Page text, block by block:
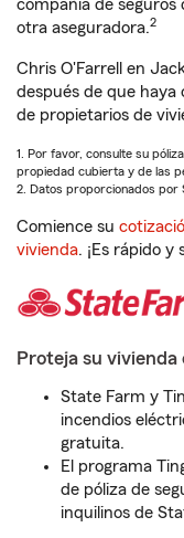
compañía de seguros
otra aseguradora.2
Chris O'Farrell en
después de que
de propietarios de
1. Por favor, consulte su
propiedad cubierta y de las
2. Datos proporcionados por
Comience su
vivienda. ¡Es rápido y
Proteja su
State Farm y
incendios
gratuita.
El programa
de póliza de
inquilinos de